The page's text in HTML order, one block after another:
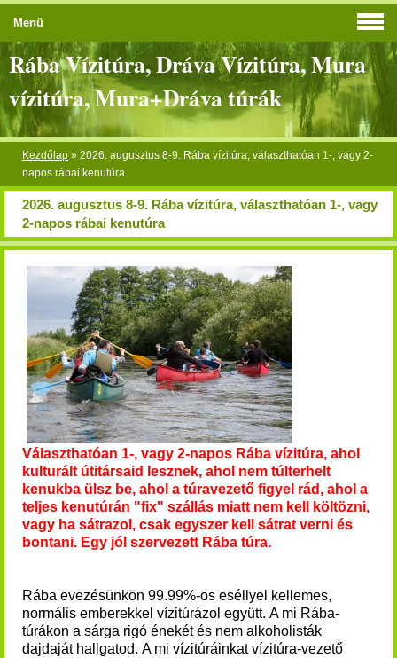
Rába Vízitúra, Dráva Vízitúra, Mura
vízitúra, Mura+Dráva túrák
Kezdőlap » 2026. augusztus 8-9. Rába vízitúra, választhatóan 1-, vagy 2-
napos rábai kenutúra
2026. augusztus 8-9. Rába vízitúra, választhatóan 1-, vagy
2-napos rábai kenutúra
Választhatóan 1-, vagy 2-napos Rába vízitúra, ahol
kulturált útitársaid lesznek, ahol nem túlterhelt
kenukba ülsz be, ahol a túravezető figyel rád, ahol a
teljes kenutúrán "fix" szállás miatt nem kell költözni,
vagy ha sátrazol, csak egyszer kell sátrat verni és
bontani. Egy jól szervezett Rába túra.
Rába evezésünkön 99.99%-os eséllyel kellemes,
normális emberekkel vízitúrázol együtt. A mi Rába-
túrákon a sárga rigó énekét és nem alkoholisták
dajdaját hallgatod. A mi vízitúráinkat vízitúra-vezető
Menü